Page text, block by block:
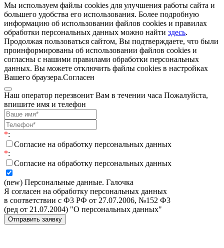
Мы используем файлы cookies для улучшения работы сайта и
большего удобства его использования. Более подробную
информацию об использовании файлов cookies и правилах
обработки персональных данных можно найти здесь.
Продолжая пользоваться сайтом, Вы подтверждаете, что были
проинформированы об использовании файлов cookies и
согласны с нашими правилами обработки персональных
данных. Вы можете отключить файлы cookies в настройках
Вашего браузера.Согласен
Наш оператор перезвонит Вам в течении часа Пожалуйста,
впишите имя и телефон
*:
Согласие на обработку персональных данных
*:
Согласие на обработку персональных данных
(new) Персональные данные. Галочка
Я согласен на обработку персональных данных
в соответствии с Ф3 РФ от 27.07.2006, №152 Ф3
(ред от 21.07.2004) "О персональных данных"